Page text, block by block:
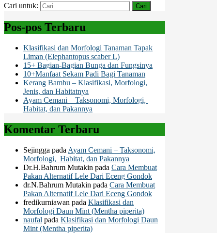
Cari untuk:
Pos-pos Terbaru
Klasifikasi dan Morfologi Tanaman Tapak
Liman (Elephantopus scaber L)
15+ Bagian-Bagian Bunga dan Fungsinya
10+Manfaat Sekam Padi Bagi Tanaman
Kerang Bambu – Klasifikasi, Morfologi,
Jenis, dan Habitatnya
Ayam Cemani – Taksonomi, Morfologi,
Habitat, dan Pakannya
Komentar Terbaru
Sejingga pada Ayam Cemani – Taksonomi,
Morfologi, Habitat, dan Pakannya
Dr.H.Bahrum Mutakin pada Cara Membuat
Pakan Alternatif Lele Dari Eceng Gondok
dr.N.Bahrum Mutakin pada Cara Membuat
Pakan Alternatif Lele Dari Eceng Gondok
fredikurniawan pada Klasifikasi dan
Morfologi Daun Mint (Mentha piperita)
naufal pada Klasifikasi dan Morfologi Daun
Mint (Mentha piperita)